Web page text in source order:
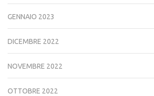
GENNAIO 2023
DICEMBRE 2022
NOVEMBRE 2022
OTTOBRE 2022